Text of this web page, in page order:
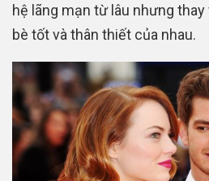
hệ lãng mạn từ lâu nhưng
bè tốt và thân thiết của nhau.